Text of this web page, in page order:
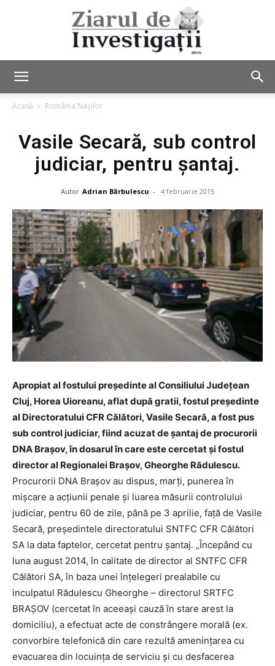
de
Investigații
Acasă România Nașilor
Vasile Secară, sub control
judiciar, pentru şantaj.
Autor Adrian Bărbulescu - 4 februarie 2015
Apropiat al fostului preşedinte al Consiliului Judeţean
Cluj, Horea Uioreanu, aflat după gratii, fostul preşedinte
al Directoratului CFR Călători, Vasile Secară, a fost pus
sub control judiciar, fiind acuzat de şantaj de procurorii
DNA Braşov, în dosarul în care este cercetat şi fostul
director al Regionalei Braşov, Gheorghe Rădulescu.
Procurorii DNA Braşov au dispus, marţi, punerea în
mişcare a acţiunii penale şi luarea măsurii controlului
judiciar, pentru 60 de zile, până pe 3 aprilie, faţă de Vasile
Secară, preşedintele directoratului SNTFC CFR Călători
SA la data faptelor, cercetat pentru şantaj. „Începând cu
luna august 2014, în calitate de director al SNTFC CFR
Călători SA, în baza unei înţelegeri prealabile cu
inculpatul Rădulescu Gheorghe – directorul SRTFC
BRAŞOV (cercetat în aceeaşi cauză în stare arest la
domiciliu), a efectuat acte de constrângere morală (ex.
convorbire telefonică din care rezultă ameninţarea cu
evacuarea din locuinţa de serviciu şi cu desfacerea